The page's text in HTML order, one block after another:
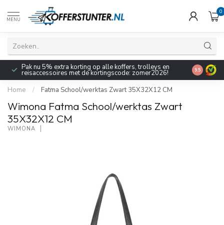
MENU
0
Pak nu 5% extra korting op alle koffers, trolleys en
reisaccessoires met de kortingscode: zomer2026! 9.5
Home / Fatma School/werktas Zwart 35X32X12 CM
Wimona Fatma School/werktas Zwart
35X32X12 CM
WIMONA